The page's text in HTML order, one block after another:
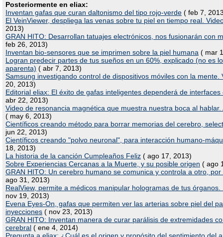
Posteriormente en eliax:
Inventan gafas que curan daltonismo del tipo rojo-verde ( feb 7,
El VeinViewer, despliega las venas sobre tu piel en tiempo real.
2013)
GRAN HITO: Desarrollan tatuajes electrónicos, nos fusionarán con
feb 26, 2013)
Inventan bio-sensores que se imprimen sobre la piel humana ( mar
Logran predecir partes de tus sueños en un 60%, explicado (no es
aparenta) ( abr 7, 2013)
Samsung investigando control de dispositivos móviles con la mente.
20, 2013)
Editorial eliax: El éxito de gafas inteligentes dependerá de interfaces
abr 22, 2013)
Video de resonancia magnética que muestra nuestra boca al hablar.
( may 6, 2013)
Científicos creando método para borrar memorias del cerebro,
jun 22, 2013)
Científicos creando "polvo neuronal", para interacción humano-
18, 2013)
La historia de la canción Cumpleaños Feliz ( ago 17, 2013)
Sobre Experiencias Cercanas a la Muerte, y su posible origen ( ago
GRAN HITO: Un cerebro humano se comunica y controla a otro,
ago 31, 2013)
RealView, permite a médicos manipular hologramas de tus órganos.
nov 19, 2013)
Evena Eyes-On, gafas que permiten ver las arterias sobre piel del
inyecciones ( nov 23, 2013)
GRAN HITO: Inventan manera de curar parálisis de extremidades
cerebral ( ene 4, 2014)